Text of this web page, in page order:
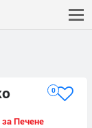
0
Печене